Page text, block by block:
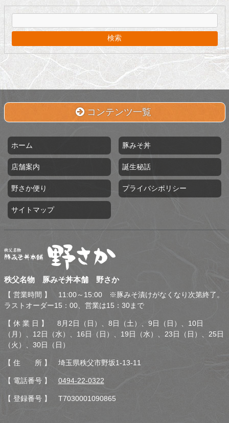
イ
ブ
コンテンツ一覧
ホーム 豚みそ丼
店舗案内 誕生秘話
野さか便り プライバシポリシー
サイトマップ
秩父名物 豚みそ丼本舗 野
秩父名物 豚みそ丼本舗 野さか
【 営業時間 】 11:00～15:00 ※豚みそ漬けがなくなり次第終了。
ラストオーダー15：00、営業は15：30まで
【 休 業 日 】 8月2日（日）、8日（土）、9日（日）、10日
（月）、12日（水）、16日（日）、19日（水）、23日（日）、25日
（火）、30日（日）
【 住 所 】 埼玉県秩父市野坂1-13-11
【 電話番号 】 0494-22-0322
【 登録番号 】 T7030001090865